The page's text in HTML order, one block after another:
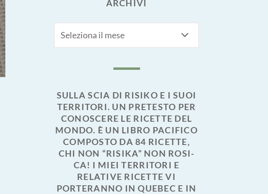
ARCHIVI
SULLA SCIA DI RISIKO E I SUOI
TERRITORI. UN PRETESTO PER
CONOSCERE LE RICETTE DEL
MONDO. È UN LIBRO PACIFICO
COMPOSTO DA 84 RICETTE,
CHI NON “RISIKA” NON ROSI-
CA! I MIEI TERRITORI E
RELATIVE RICETTE VI
PORTERANNO IN QUEBEC E IN